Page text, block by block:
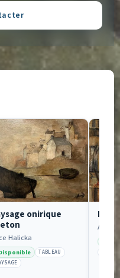
onirique
Halicka
TABLEAU
André